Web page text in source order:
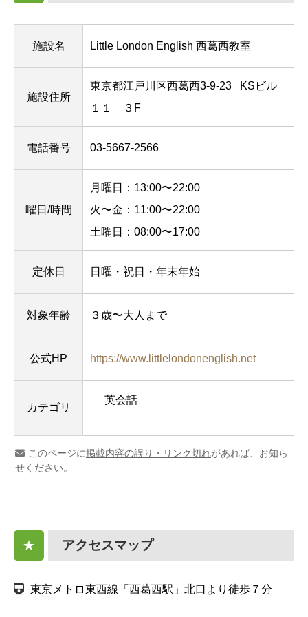
施設名 Little London English 西葛西教室
施設住所
東京都江戸川区西葛西3-9-23
KSビル
１１ ３F
電話番号 03-5667-2566
曜日/時間
月曜日：13:00〜22:00
火〜金：11:00〜22:00
土曜日：08:00〜17:00
定休日 日曜・祝日・年末年始
対象年齢 ３歳〜大人まで
公式HP https://www.littlelondonenglish.net
カテゴリ
英会話
このページに掲載内容の誤り・リンク切れがあれば、お知ら
せください。
★ アクセスマップ
東京メトロ東西線「西葛西駅」北口より徒歩７分